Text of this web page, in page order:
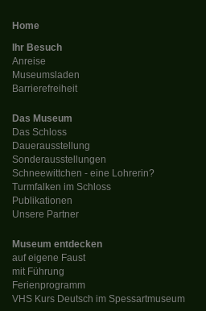
Home
Ihr Besuch
Anreise
Museumsladen
Barrierefreiheit
Das Museum
Das Schloss
Dauerausstellung
Sonderausstellungen
Schneewittchen - eine Lohrerin?
Turmfalken im Schloss
Publikationen
Unsere Partner
Museum entdecken
auf eigene Faust
mit Führung
Ferienprogramm
VHS Kurs Deutsch im Spessartmuseum